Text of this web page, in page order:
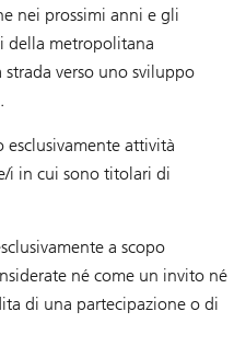
nei prossimi anni e gli
della metropolitana
verso uno sviluppo
esclusivamente attività
i in cui sono titolari di
a scopo
né come un invito né
di una partecipazione o di